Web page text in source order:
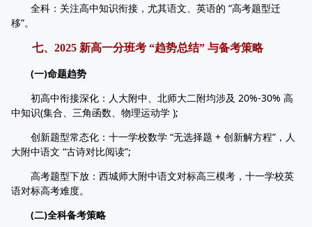
全科：关注高中知识衔接，尤其语文、英语的 “高考题型迁
移”。
七、2025 新高一分班考 “趋势总结” 与备考策略
(一)命题趋势
初高中衔接深化：人大附中、北师大二附均涉及 20%-30% 高
中知识(集合、三角函数、物理运动学 );
创新题型常态化：十一学校数学 “无选择题 + 创新解方程”，人
大附中语文 “古诗对比阅读”;
高考题型下放：西城师大附中语文对标高三模考，十一学校英
语对标高考难度。
(二)全科备考策略